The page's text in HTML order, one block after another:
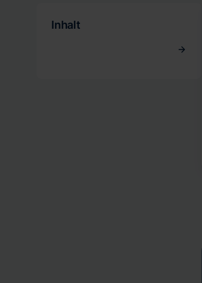
Inhalt